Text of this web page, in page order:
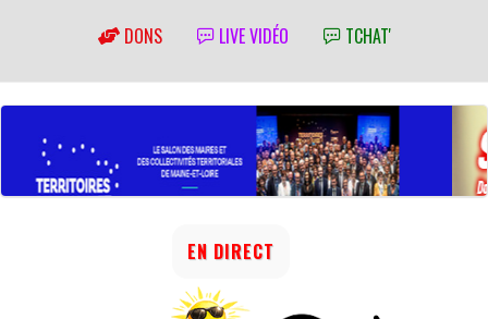
DONS LIVE VIDÉO TCHAT'
EN DIRECT